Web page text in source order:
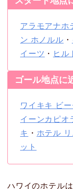
アラモアナホ
ン ホノルル ・
イーツ ・ ヒル
ゴール地点に
ワイキキ ビ
イーンカピオ
キ ・ ホテル
ット
ハワイのホテルは